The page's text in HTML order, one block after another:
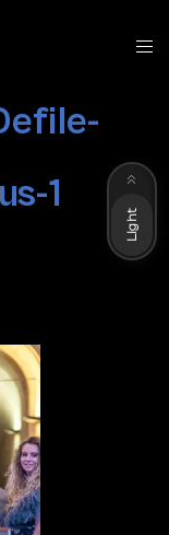
1
Light
Dark